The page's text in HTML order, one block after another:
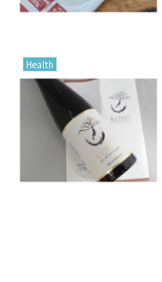
Health